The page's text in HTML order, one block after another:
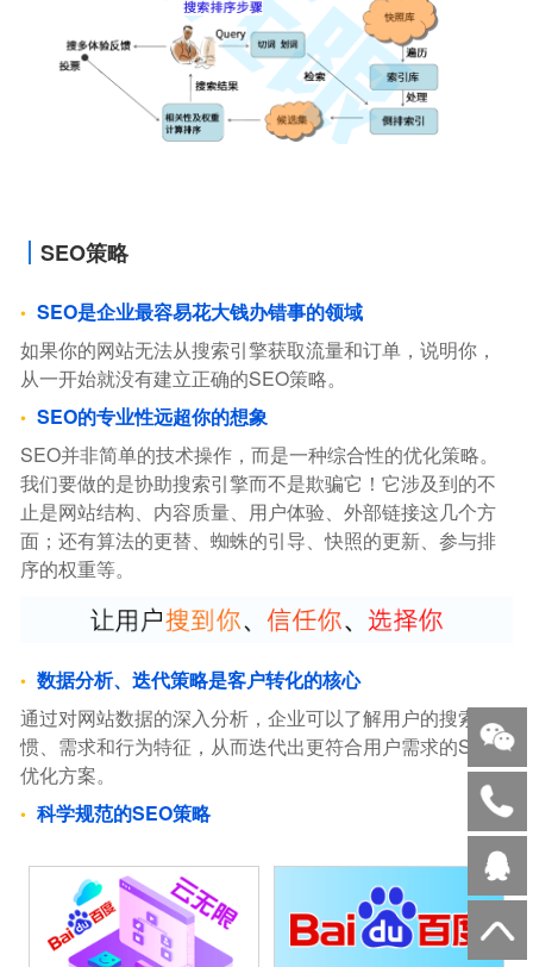
SEO策略
SEO是企业最容易花大钱办错事的领域
如果你的网站无法从搜索引擎获取流量和订单，说明你，
从一开始就没有建立正确的SEO策略。
SEO的专业性远超你的想象
SEO并非简单的技术操作，而是一种综合性的优化策略。
我们要做的是协助搜索引擎而不是欺骗它！它涉及到的不
止是网站结构、内容质量、用户体验、外部链接这几个方
面；还有算法的更替、蜘蛛的引导、快照的更新、参与排
序的权重等。
数据分析、迭代策略是客户转化的核心
通过对网站数据的深入分析，企业可以了解用户的搜索习
惯、需求和行为特征，从而迭代出更符合用户需求的SEO
优化方案。
科学规范的SEO策略